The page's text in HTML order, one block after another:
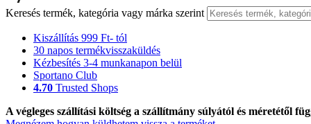
Keresés termék, kategória vagy márka szerint
Kiszállítás 999 Ft- tól
30 napos termékvisszaküldés
Kézbesítés 3-4 munkanapon belül
Sportano Club
4.70 Trusted Shops
A végleges szállítási költség a szállítmány súlyától és méretétől